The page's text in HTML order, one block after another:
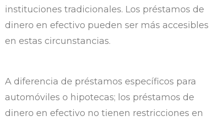
instituciones tradicionales. Los préstamos de
dinero en efectivo pueden ser más accesibles
en estas circunstancias.
A diferencia de préstamos específicos para
automóviles o hipotecas; los préstamos de
dinero en efectivo no tienen restricciones en